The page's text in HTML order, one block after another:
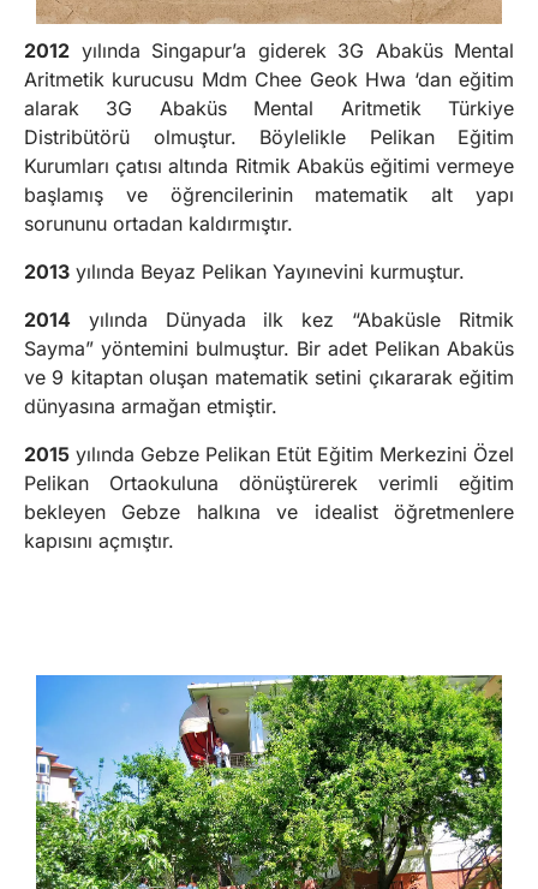
2012 yılında Singapur’a giderek 3G Abaküs Mental
Aritmetik kurucusu Mdm Chee Geok Hwa ‘dan eğitim
alarak 3G Abaküs Mental Aritmetik Türkiye
Distribütörü olmuştur. Böylelikle Pelikan Eğitim
Kurumları çatısı altında Ritmik Abaküs eğitimi vermeye
başlamış ve öğrencilerinin matematik alt yapı
sorununu ortadan kaldırmıştır.
2013 yılında Beyaz Pelikan Yayınevini kurmuştur.
2014 yılında Dünyada ilk kez “Abaküsle Ritmik
Sayma” yöntemini bulmuştur. Bir adet Pelikan Abaküs
ve 9 kitaptan oluşan matematik setini çıkararak eğitim
dünyasına armağan etmiştir.
2015 yılında Gebze Pelikan Etüt Eğitim Merkezini Özel
Pelikan Ortaokuluna dönüştürerek verimli eğitim
bekleyen Gebze halkına ve idealist öğretmenlere
kapısını açmıştır.